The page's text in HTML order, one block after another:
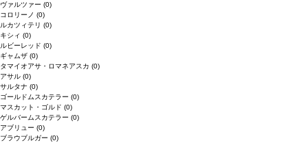
ヴァルツァー (0)
コロリーノ (0)
ルカツィテリ (0)
キシィ (0)
ルビーレッド (0)
ギャムザ (0)
タマイオアサ・ロマネアスカ (0)
アサル (0)
サルタナ (0)
ゴールドムスカテラー (0)
マスカット・ゴルド (0)
ゲルバームスカテラー (0)
アブリュー (0)
ブラウブルガー (0)